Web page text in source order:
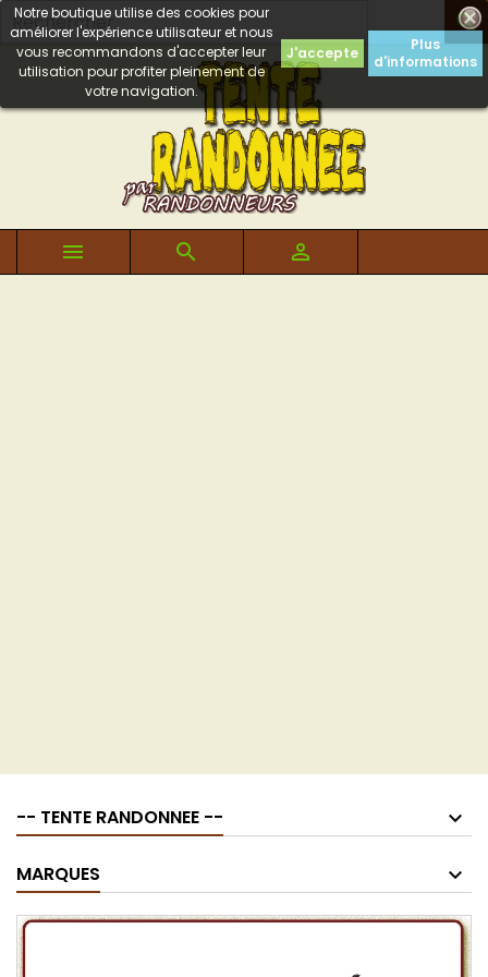

Notre boutique utilise des cookies pour
améliorer l'expérience utilisateur et nous
vous recommandons d'accepter leur
utilisation pour profiter pleinement de
votre navigation.
J'accepte
Plus
d'informations
  
-- TENTE RANDONNEE --
MARQUES